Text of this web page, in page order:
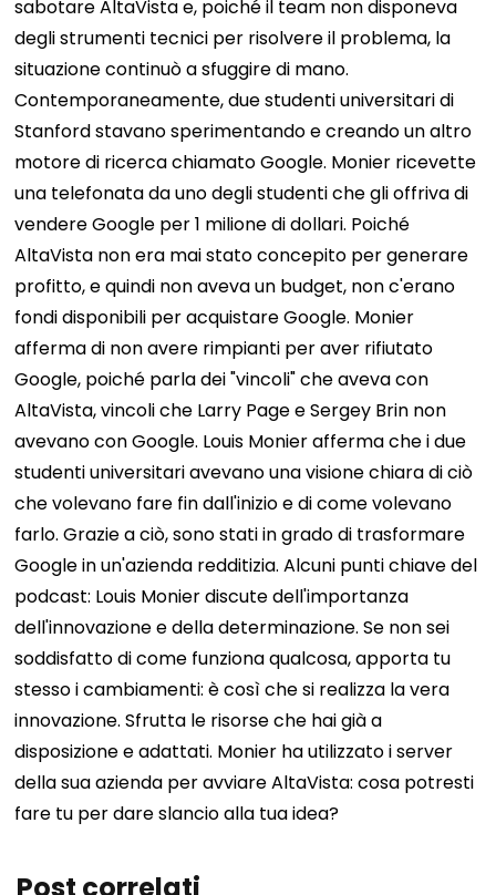
sabotare AltaVista e, poiché il team non disponeva
degli strumenti tecnici per risolvere il problema, la
situazione continuò a sfuggire di mano.
Contemporaneamente, due studenti universitari di
Stanford stavano sperimentando e creando un altro
motore di ricerca chiamato Google. Monier ricevette
una telefonata da uno degli studenti che gli offriva di
vendere Google per 1 milione di dollari. Poiché
AltaVista non era mai stato concepito per generare
profitto, e quindi non aveva un budget, non c'erano
fondi disponibili per acquistare Google. Monier
afferma di non avere rimpianti per aver rifiutato
Google, poiché parla dei "vincoli" che aveva con
AltaVista, vincoli che Larry Page e Sergey Brin non
avevano con Google. Louis Monier afferma che i due
studenti universitari avevano una visione chiara di ciò
che volevano fare fin dall'inizio e di come volevano
farlo. Grazie a ciò, sono stati in grado di trasformare
Google in un'azienda redditizia. Alcuni punti chiave del
podcast: Louis Monier discute dell'importanza
dell'innovazione e della determinazione. Se non sei
soddisfatto di come funziona qualcosa, apporta tu
stesso i cambiamenti: è così che si realizza la vera
innovazione. Sfrutta le risorse che hai già a
disposizione e adattati. Monier ha utilizzato i server
della sua azienda per avviare AltaVista: cosa potresti
fare tu per dare slancio alla tua idea?